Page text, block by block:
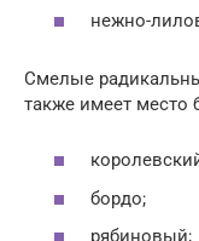
нежно-
Смелые
также имеет место
бордо;
рябиновый;